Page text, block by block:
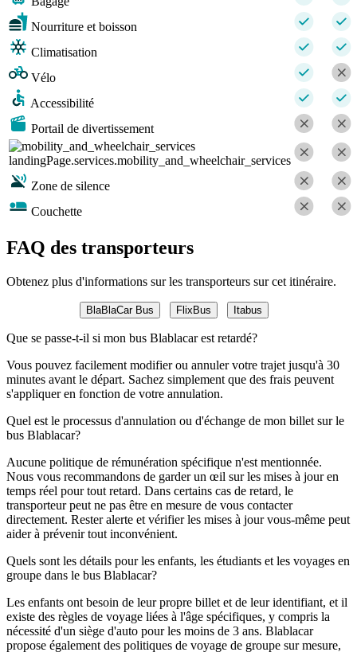
Nourriture et boisson
Climatisation
Vélo
Accessibilité
Portail de divertissement
landingPage.services.mobility_and_wheelchair_services
Zone de silence
Couchette
FAQ des transporteurs
Obtenez plus d'informations sur les transporteurs sur cet itinéraire.
BlaBlaCar Bus FlixBus Itabus
Que se passe-t-il si mon bus Blablacar est retardé?
Vous pouvez facilement modifier ou annuler votre trajet jusqu'à 30
minutes avant le départ. Sachez simplement que des frais peuvent
s'appliquer en fonction de votre annulation.
Quel est le processus d'annulation ou d'échange de mon billet sur le
bus Blablacar?
Aucune politique de rémunération spécifique n'est mentionnée.
Nous vous recommandons de garder un œil sur les mises à jour en
temps réel pour tout retard. Dans certains cas de retard, le
transporteur peut ne pas être en mesure de vous contacter
directement. Rester alerte et vérifier les mises à jour vous-même peut
aider à prévenir tout inconvénient.
Quels sont les détails pour les enfants, les étudiants et les voyages en
groupe dans le bus Blablacar?
Les enfants ont besoin de leur propre billet et de leur identifiant, et il
existe des règles de voyage liées à l'âge spécifiques, y compris la
nécessité d'un siège d'auto pour les moins de 3 ans. Blablacar
propose également des politiques de voyage de groupe sur mesure,